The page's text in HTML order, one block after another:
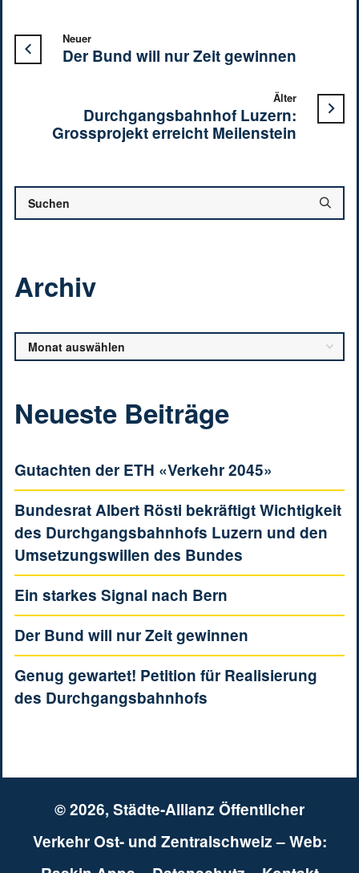
Neuer
Der Bund will nur Zeit gewinnen
Älter
Durchgangsbahnhof Luzern:
Grossprojekt erreicht Meilenstein
Archiv
Archiv
Neueste Beiträge
Gutachten der ETH «Verkehr 2045»
Bundesrat Albert Rösti bekräftigt Wichtigkeit
des Durchgangsbahnhofs Luzern und den
Umsetzungswillen des Bundes
Ein starkes Signal nach Bern
Der Bund will nur Zeit gewinnen
Genug gewartet! Petition für Realisierung
des Durchgangsbahnhofs
© 2026, Städte-Allianz Öffentlicher
Verkehr Ost- und Zentralschweiz– Web: